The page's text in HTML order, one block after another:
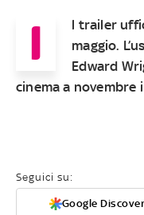
I
l trailer
maggio.
Edward
cinema a novembre
Seguici su:
Google Discover